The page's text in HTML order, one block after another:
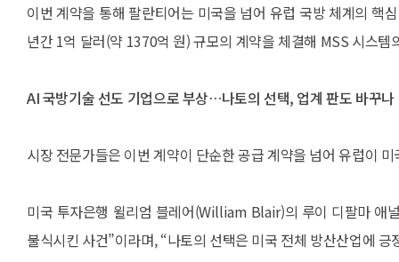
이번 계약을 통해 팔란티어는 미국을 넘어 유럽 국방 체계의 핵
년간 1억 달러(약 1370억 원) 규모의 계약을 체결해 MSS 시스템
AI 국방기술 선도 기업으로 부상…나토의 선택, 업계 판도 바꾸나
시장 전문가들은 이번 계약이 단순한 공급 계약을 넘어 유럽이
미국 투자은행 윌리엄 블레어(William Blair)의 루이 디팔마 애
불식시킨 사건”이라며, “나토의 선택은 미국 전체 방산산업에